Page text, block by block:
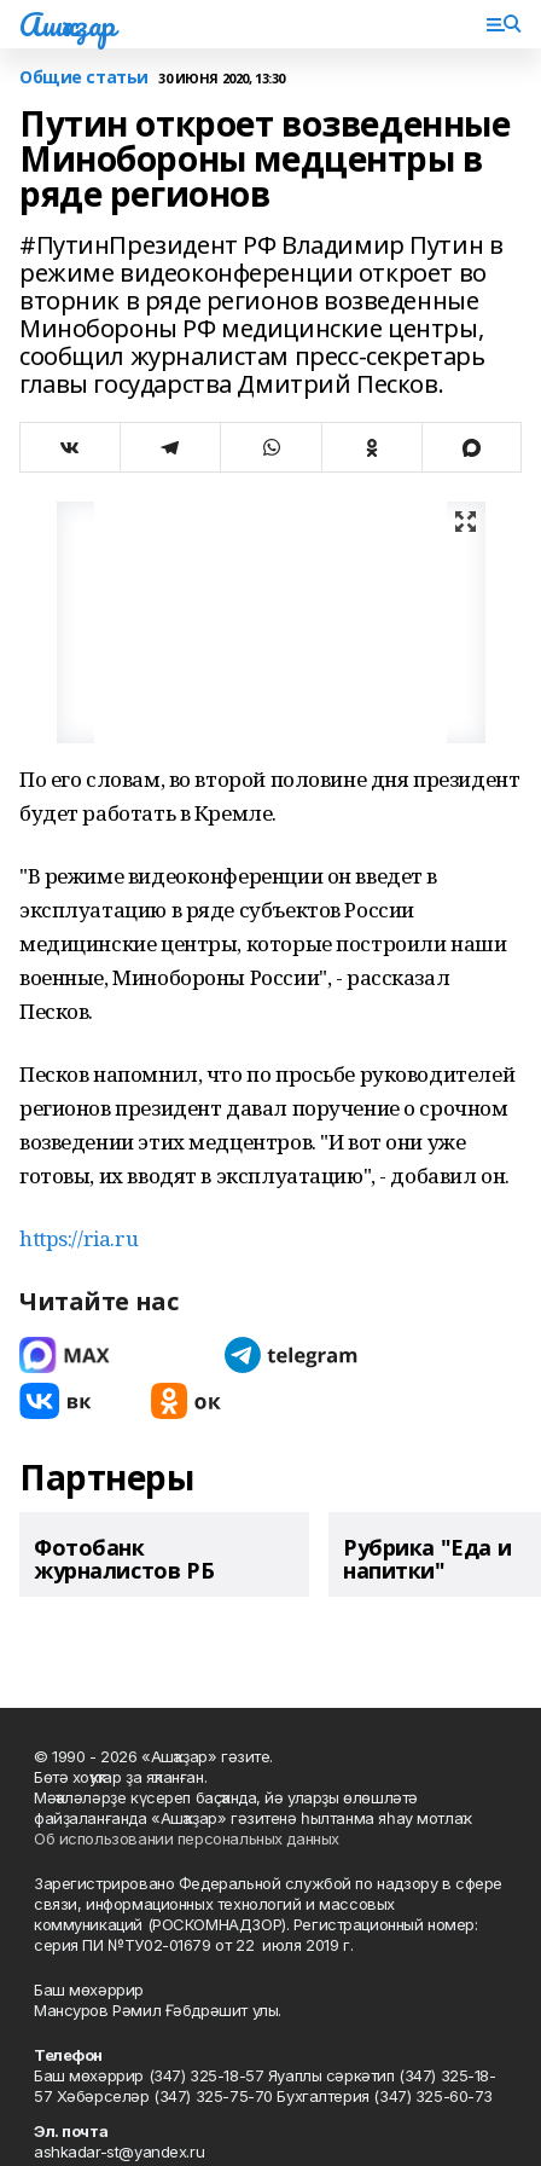
Ашҡаҙар
Общие статьи 30 ИЮНЯ 2020, 13:30
Путин откроет возведенные
Минобороны медцентры в
ряде регионов
#ПутинПрезидент РФ Владимир Путин в
режиме видеоконференции откроет во
вторник в ряде регионов возведенные
Минобороны РФ медицинские центры,
сообщил журналистам пресс-секретарь
главы государства Дмитрий Песков.
По его словам, во второй половине дня президент
будет работать в Кремле.
"В режиме видеоконференции он введет в
эксплуатацию в ряде субъектов России
медицинские центры, которые построили наши
военные, Минобороны России", - рассказал
Песков.
Песков напомнил, что по просьбе руководителей
регионов президент давал поручение о срочном
возведении этих медцентров. "И вот они уже
готовы, их вводят в эксплуатацию", - добавил он.
https://ria.ru
Читайте нас
Партнеры
Фотобанк
журналистов РБ
Рубрика "Еда и
напитки"
© 1990 - 2026 «Ашҡаҙар» гәзите.
Бөтә хоҡуҡтар ҙа яҡланған.
Мәҡәләләрҙе күсереп баҫҡанда, йә уларҙы өлөшләтә
файҙаланғанда «Ашҡаҙар» гәзитенә һылтанма яһау мотлаҡ.
Об использовании персональных данных
Зарегистрировано Федеральной службой по надзору в сфере
связи, информационных технологий и массовых
коммуникаций (РОСКОМНАДЗОР). Регистрационный номер:
серия ПИ №ТУ02-01679 от 22 июля 2019 г.
Баш мөхәррир
Мансуров Рәмил Ғәбдрәшит улы.
Телефон
Баш мөхәррир (347) 325-18-57 Яуаплы сәркәтип (347) 325-18-
57 Хәбәрселәр (347) 325-75-70 Бухгалтерия (347) 325-60-73
Эл. почта
ashkadar-st@yandex.ru